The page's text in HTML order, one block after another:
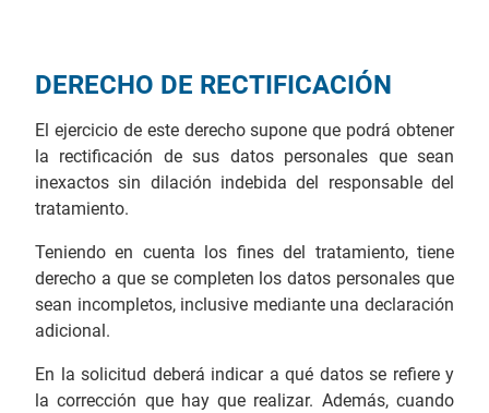
DERECHO DE RECTIFICACIÓN
El ejercicio de este derecho supone que podrá obtener
la rectificación de sus datos personales que sean
inexactos sin dilación indebida del responsable del
tratamiento.
Teniendo en cuenta los fines del tratamiento, tiene
derecho a que se completen los datos personales que
sean incompletos, inclusive mediante una declaración
adicional.
En la solicitud deberá indicar a qué datos se refiere y
la corrección que hay que realizar. Además, cuando